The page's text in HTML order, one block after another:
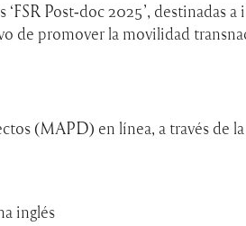
Post‑doc 2025’,
de promover la movilidad
(MAPD) en línea, a través de
inglés